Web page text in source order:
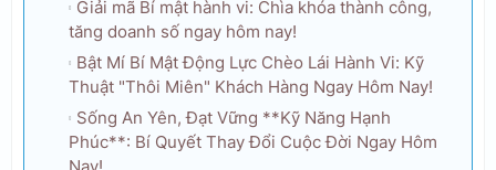
Giải mã Bí mật hành vi: Chìa khóa thành công,
tăng doanh số ngay hôm nay!
Bật Mí Bí Mật Động Lực Chèo Lái Hành Vi: Kỹ
Thuật "Thôi Miên" Khách Hàng Ngay Hôm Nay!
Sống An Yên, Đạt Vững **Kỹ Năng Hạnh
Phúc**: Bí Quyết Thay Đổi Cuộc Đời Ngay Hôm